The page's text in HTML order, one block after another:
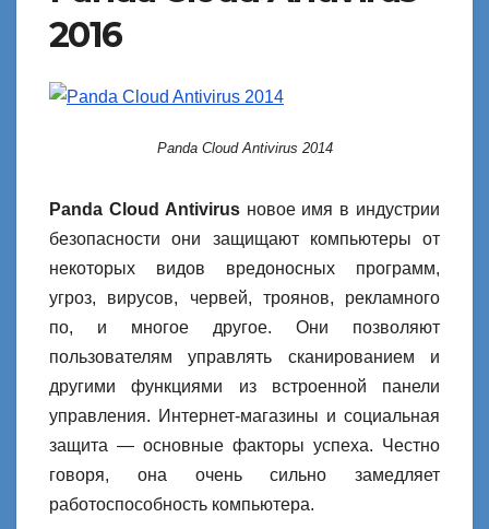
2016
Panda Cloud Antivirus 2014
Panda Cloud Antivirusновое имя в индустрии
безопасности они защищают компьютеры от
некоторых видов вредоносных программ,
угроз, вирусов, червей, троянов, рекламного
по, и многое другое. Они позволяют
пользователям управлять сканированием и
другими функциями из встроенной панели
управления. Интернет-магазины и социальная
защита — основные факторы успеха. Честно
говоря, она очень сильно замедляет
работоспособность компьютера.